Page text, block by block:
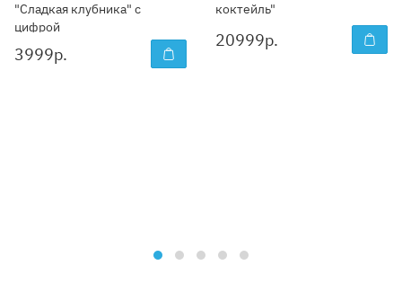
"Сладкая клубника" с
цифрой
3999р.
коктейль"
20999р.